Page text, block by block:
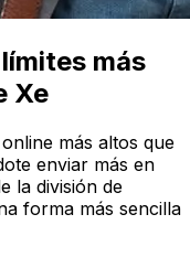
más
Xe
más altos que
enviar más en
la división de
forma más sencilla